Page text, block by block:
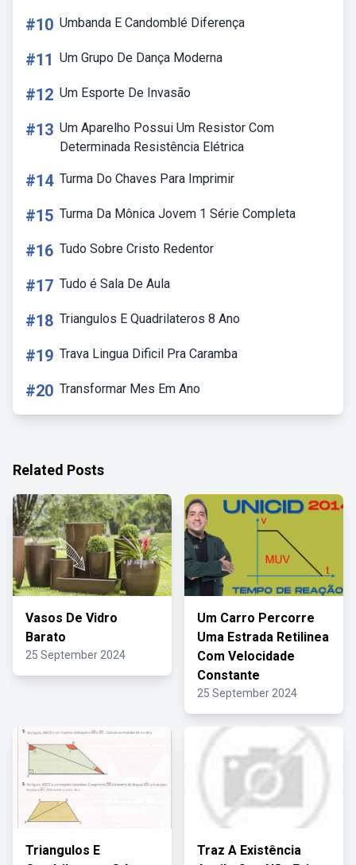
#10 Umbanda E Candomblé Diferença
#11 Um Grupo De Dança Moderna
#12 Um Esporte De Invasão
#13 Um Aparelho Possui Um Resistor Com
Determinada Resistência Elétrica
#14 Turma Do Chaves Para Imprimir
#15 Turma Da Mônica Jovem 1 Série Completa
#16 Tudo Sobre Cristo Redentor
#17 Tudo é Sala De Aula
#18 Triangulos E Quadrilateros 8 Ano
#19 Trava Lingua Dificil Pra Caramba
#20 Transformar Mes Em Ano
Related Posts
Vasos De Vidro
Barato
25 September 2024
Um Carro Percorre
Uma Estrada Retilinea
Com Velocidade
Constante
25 September 2024
Triangulos E
Traz A Existência